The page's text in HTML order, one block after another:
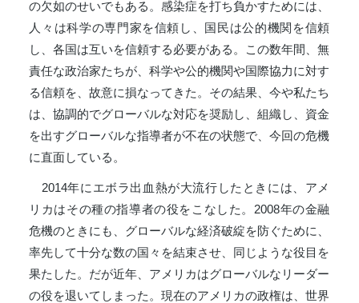
の欠如のせいでもある。感染症を打ち負かすためには、
人々は科学の専門家を信頼し、国民は公的機関を信頼
し、各国は互いを信頼する必要がある。この数年間、無
責任な政治家たちが、科学や公的機関や国際協力に対す
る信頼を、故意に損なってきた。その結果、今や私たち
は、協調的でグローバルな対応を奨励し、組織し、資金
を出すグローバルな指導者が不在の状態で、今回の危機
に直面している。
2014年にエボラ出血熱が大流行したときには、アメ
リカはその種の指導者の役をこなした。2008年の金融
危機のときにも、グローバルな経済破綻を防ぐために、
率先して十分な数の国々を結束させ、同じような役目を
果たした。だが近年、アメリカはグローバルなリーダー
の役を退いてしまった。現在のアメリカの政権は、世界